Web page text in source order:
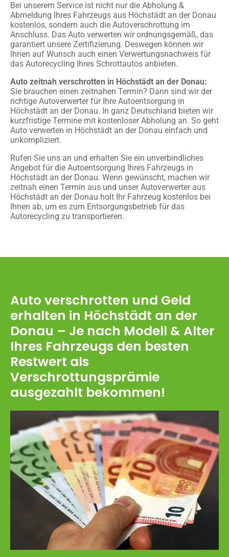
Bei unserem Service ist nicht nur die Abholung &
Abmeldung Ihres Fahrzeugs aus Höchstädt an der Donau
kostenlos, sondern auch die Autoverschrottung im
Anschluss. Das Auto verwerten wir ordnungsgemäß, das
garantiert unsere Zertifizierung. Deswegen können wir
Ihnen auf Wunsch auch einen Verwertungsnachweis für
das Autorecycling Ihres Schrottautos anbieten.
Auto zeitnah verschrotten in Höchstädt an der Donau:
Sie brauchen einen zeitnahen Termin? Dann sind wir der
richtige Autoverwerter für Ihre Autoentsorgung in
Höchstädt an der Donau. In ganz Deutschland bieten wir
kurzfristige Termine mit kostenloser Abholung an. So geht
Auto verwerten in Höchstädt an der Donau einfach und
unkompliziert.
Rufen Sie uns an und erhalten Sie ein unverbindliches
Angebot für die Autoentsorgung Ihres Fahrzeugs in
Höchstädt an der Donau. Wenn gewünscht, machen wir
zeitnah einen Termin aus und unser Autoverwerter aus
Höchstädt an der Donau holt Ihr Fahrzeug kostenlos bei
Ihnen ab, um es zum Entsorgungsbetrieb für das
Autorecycling zu transportieren.
Auto verschrotten und Geld
erhalten in Höchstädt an der
Donau – Je nach Modell & Alter
Ihres Fahrzeugs den besten
Restwert als
Verschrottungsprämie
ausgezahlt bekommen!